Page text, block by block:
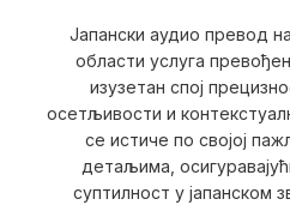
Јапански аудио превод
области услуга
изузетан спој
осетљивости и
се истиче по својој
детаљима,
суптилност у јапанском